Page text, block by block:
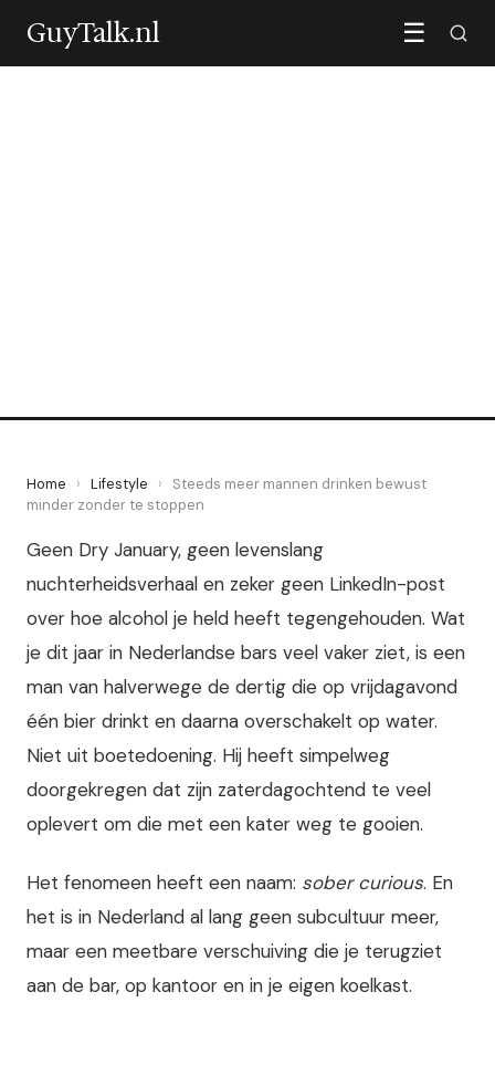
GuyTalk.nl ☰
Home › Lifestyle ›
Steeds meer mannen drinken bewust
minder zonder te stoppen
Geen Dry January, geen levenslang
nuchterheidsverhaal en zeker geen LinkedIn-post
over hoe alcohol je held heeft tegengehouden. Wat
je dit jaar in Nederlandse bars veel vaker ziet, is een
man van halverwege de dertig die op vrijdagavond
één bier drinkt en daarna overschakelt op water.
Niet uit boetedoening. Hij heeft simpelweg
doorgekregen dat zijn zaterdagochtend te veel
oplevert om die met een kater weg te gooien.
Het fenomeen heeft een naam: sober curious. En
het is in Nederland al lang geen subcultuur meer,
maar een meetbare verschuiving die je terugziet
aan de bar, op kantoor en in je eigen koelkast.